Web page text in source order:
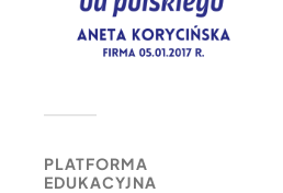
PLATFORMA
EDUKACYJNA